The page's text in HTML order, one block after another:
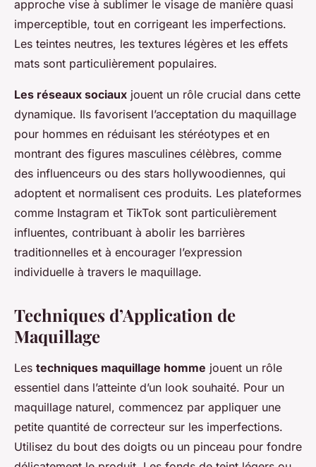
approche vise à sublimer le visage de manière quasi
imperceptible, tout en corrigeant les imperfections.
Les teintes neutres, les textures légères et les effets
mats sont particulièrement populaires.
Les réseaux sociaux jouent un rôle crucial dans cette
dynamique. Ils favorisent l’acceptation du maquillage
pour hommes en réduisant les stéréotypes et en
montrant des figures masculines célèbres, comme
des influenceurs ou des stars hollywoodiennes, qui
adoptent et normalisent ces produits. Les plateformes
comme Instagram et TikTok sont particulièrement
influentes, contribuant à abolir les barrières
traditionnelles et à encourager l’expression
individuelle à travers le maquillage.
Techniques d’Application de
Maquillage
Les techniques maquillage homme jouent un rôle
essentiel dans l’atteinte d’un look souhaité. Pour un
maquillage naturel, commencez par appliquer une
petite quantité de correcteur sur les imperfections.
Utilisez du bout des doigts ou un pinceau pour fondre